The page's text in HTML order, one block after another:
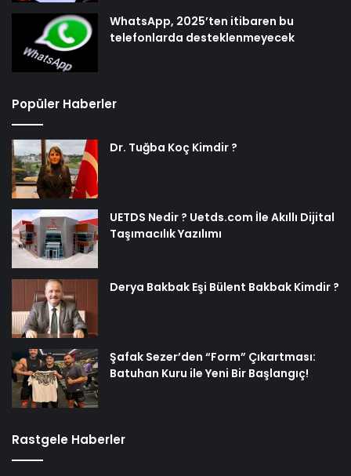
WhatsApp, 2025’ten itibaren bu
telefonlarda desteklenmeyecek
Popüler Haberler
Dr. Tuğba Koç Kimdir ?
UETDS Nedir ? Uetds.com İle Akıllı Dijital
Taşımacılık Yazılımı
Derya Bakbak Eşi Bülent Bakbak Kimdir ?
Şafak Sezer’den “Form” Çıkartması:
Batuhan Kuru ile Yeni Bir Başlangıç!
Rastgele Haberler